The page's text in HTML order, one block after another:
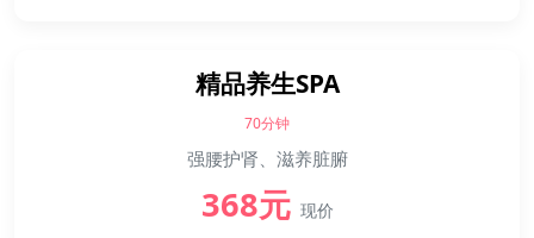
精品养生SPA
70分钟
强腰护肾、滋养脏腑
368元 现价